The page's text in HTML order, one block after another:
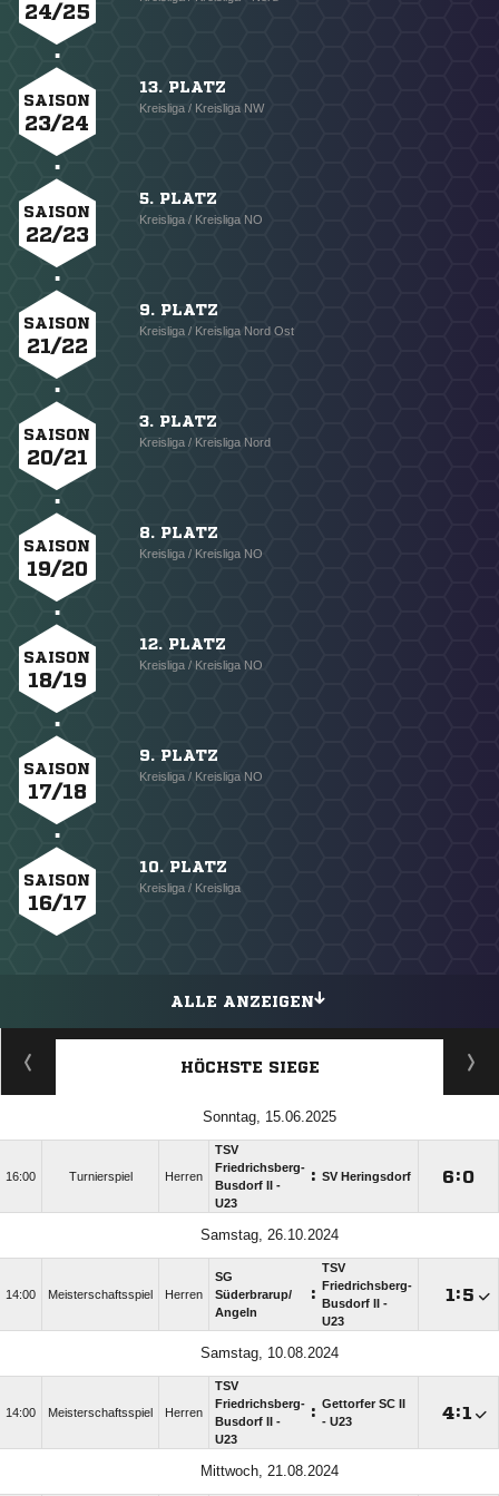
24/25
SAISON
23/24
13. PLATZ
Kreisliga / Kreisliga NW
SAISON
22/23
5. PLATZ
Kreisliga / Kreisliga NO
SAISON
21/22
9. PLATZ
Kreisliga / Kreisliga Nord Ost
SAISON
20/21
3. PLATZ
Kreisliga / Kreisliga Nord
SAISON
19/20
8. PLATZ
Kreisliga / Kreisliga NO
SAISON
18/19
12. PLATZ
Kreisliga / Kreisliga NO
SAISON
17/18
9. PLATZ
Kreisliga / Kreisliga NO
SAISON
16/17
10. PLATZ
Kreisliga / Kreisliga
ALLE ANZEIGEN
HÖCHSTE SIEGE
Sonntag, 15.06.2025
16:00 Turnierspiel Herren
TSV
Friedrichsberg-
Busdorf II -
U23
: SV Heringsdorf :
Samstag, 26.10.2024
14:00 Meisterschaftsspiel Herren
SG
Süderbrarup/​
Angeln
:
TSV
Friedrichsberg-
Busdorf II -
U23
:
Samstag, 10.08.2024
14:00 Meisterschaftsspiel Herren
TSV
Friedrichsberg-
Busdorf II -
U23
: Gettorfer SC II
- U23
:
Mittwoch, 21.08.2024